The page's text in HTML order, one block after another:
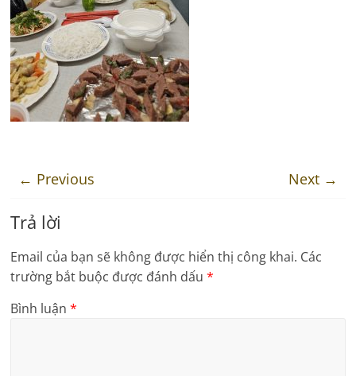
← Previous Next →
Trả lời
Email của bạn sẽ không được hiển thị công khai. Các
trường bắt buộc được đánh dấu*
Bình luận*